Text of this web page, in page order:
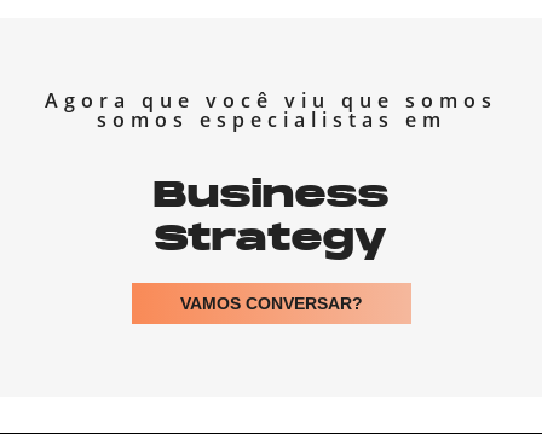
Agora que você viu que somos
somos especialistas em
Business
Strategy
VAMOS CONVERSAR?